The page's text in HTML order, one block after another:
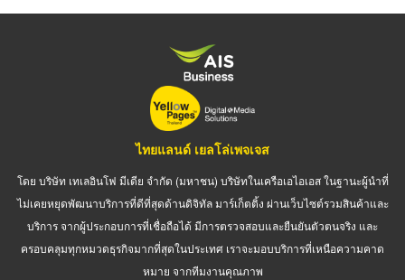
ไทยแลนด์ เยลโล่เพจเจส
โดย บริษัท เทเลอินโฟ มีเดีย จำกัด (มหาชน) บริษัทในเครือเอไอเอส ในฐานะผู้นำที่
ไม่เคยหยุดพัฒนาบริการที่ดีที่สุดด้านดิจิทัล มาร์เก็ตติ้ง ผ่านเว็บไซต์รวมสินค้าและ
บริการ จากผู้ประกอบการที่เชื่อถือได้ มีการตรวจสอบและยืนยันตัวตนจริง และ
ครอบคลุมทุกหมวดธุรกิจมากที่สุดในประเทศ เราจะมอบบริการที่เหนือความคาด
หมาย จากทีมงานคุณภาพ